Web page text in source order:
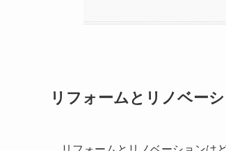
リフォームとリノベー